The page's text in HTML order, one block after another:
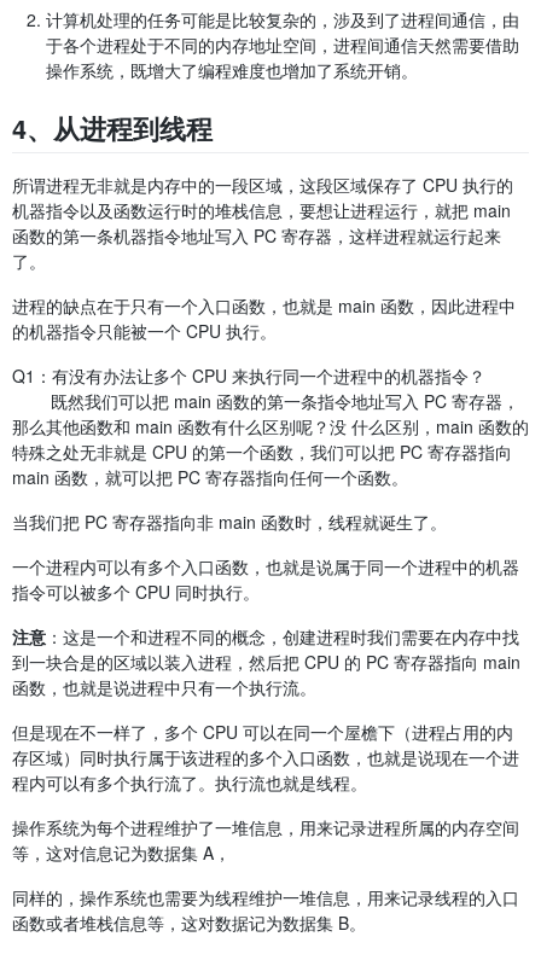
计算机处理的任务可能是比较复杂的，涉及到了进程间通信，由
于各个进程处于不同的内存地址空间，进程间通信天然需要借助
操作系统，既增大了编程难度也增加了系统开销。
4、从进程到线程
所谓进程无非就是内存中的一段区域，这段区域保存了 CPU 执行的
机器指令以及函数运行时的堆栈信息，要想让进程运行，就把 main
函数的第一条机器指令地址写入 PC 寄存器，这样进程就运行起来
了。
进程的缺点在于只有一个入口函数，也就是 main 函数，因此进程中
的机器指令只能被一个 CPU 执行。
Q1：有没有办法让多个 CPU 来执行同一个进程中的机器指令？
既然我们可以把 main 函数的第一条指令地址写入 PC 寄存器，
那么其他函数和 main 函数有什么区别呢？没 什么区别，main 函数的
特殊之处无非就是 CPU 的第一个函数，我们可以把 PC 寄存器指向
main 函数，就可以把 PC 寄存器指向任何一个函数。
当我们把 PC 寄存器指向非 main 函数时，线程就诞生了。
一个进程内可以有多个入口函数，也就是说属于同一个进程中的机器
指令可以被多个 CPU 同时执行。
注意 ：这是一个和进程不同的概念，创建进程时我们需要在内存中找
到一块合是的区域以装入进程，然后把 CPU 的 PC 寄存器指向 main
函数，也就是说进程中只有一个执行流。
但是现在不一样了，多个 CPU 可以在同一个屋檐下（进程占用的内
存区域）同时执行属于该进程的多个入口函数，也就是说现在一个进
程内可以有多个执行流了。执行流也就是线程。
操作系统为每个进程维护了一堆信息，用来记录进程所属的内存空间
等，这对信息记为数据集 A，
同样的，操作系统也需要为线程维护一堆信息，用来记录线程的入口
函数或者堆栈信息等，这对数据记为数据集 B。